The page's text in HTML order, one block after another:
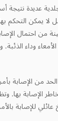
عديدة نتيجة
لا يمكن التحكم
من احتمال
وداء الذئبة.
من الإصابة
الإصابة بها.
للإصابة